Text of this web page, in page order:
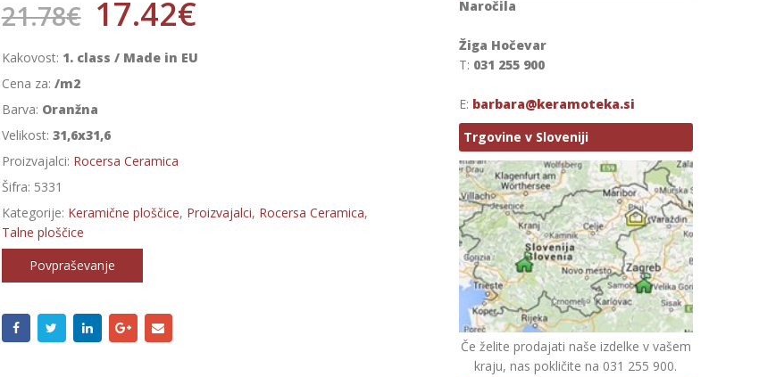
21.78€ 17.42€
Kakovost: 1. class / Made in EU
Cena za: /m2
Barva: Oranžna
Velikost: 31,6x31,6
Proizvajalci: Rocersa Ceramica
Šifra: 5331
Kategorije: Keramične ploščice, Proizvajalci, Rocersa Ceramica,
Talne ploščice
Povpraševanje
Naročila
Žiga Hočevar
T: 031 255 900
E: barbara@keramoteka.si
Trgovine v Sloveniji
Če želite prodajati naše izdelke v vašem
kraju, nas pokličite na 031 255 900.